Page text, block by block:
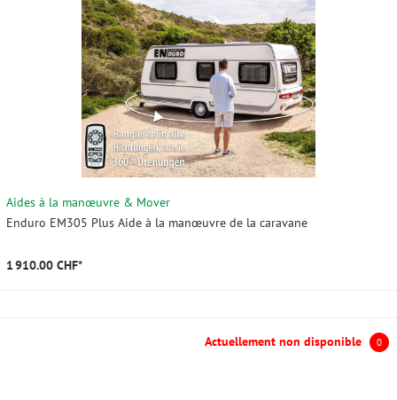
Aides à la manœuvre & Mover
Enduro EM305 Plus Aide à la manœuvre de la caravane
1 910.00 CHF*
Actuellement non disponible 0